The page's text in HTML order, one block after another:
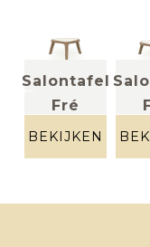
Salontafel
Fré
(small)
+ hout
BEKIJKEN
+